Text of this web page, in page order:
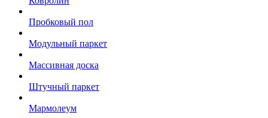
Пробковый пол
Модульный паркет
Массивная доска
Штучный паркет
Мармолеум